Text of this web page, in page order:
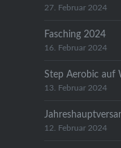
27. Februar 2024
Fasching 2024
16. Februar 2024
Step Aerobic auf
13. Februar 2024
12. Februar 2024